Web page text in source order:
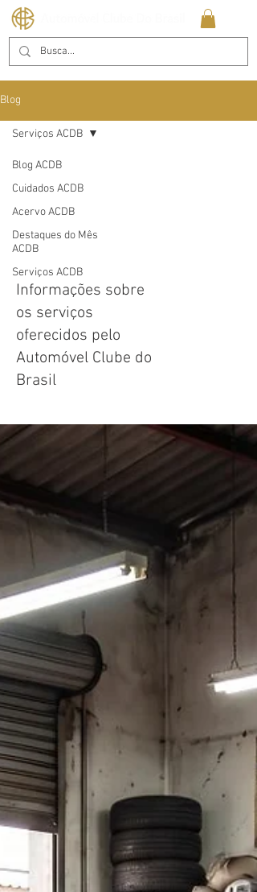
Blog
Blog ACDB
Cuidados ACDB
Acervo ACDB
Destaques do Mês
ACDB
Serviços ACDB
Serviços ACDB
Serviços
ACDB
Informações sobre
os serviços
oferecidos pelo
Automóvel Clube do
Brasil